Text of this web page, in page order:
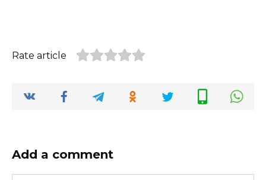
Rate article
Add a comment